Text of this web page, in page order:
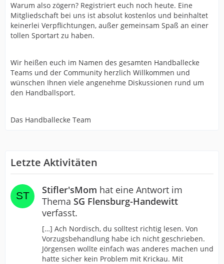
Warum also zögern? Registriert euch noch heute. Eine
Mitgliedschaft bei uns ist absolut kostenlos und beinhaltet
keinerlei Verpflichtungen, außer gemeinsam Spaß an einer
tollen Sportart zu haben.
Wir heißen euch im Namen des gesamten Handballecke
Teams und der Community herzlich Willkommen und
wünschen Ihnen viele angenehme Diskussionen rund um
den Handballsport.
Das Handballecke Team
Letzte Aktivitäten
Stifler'sMom hat eine Antwort im
Thema SG Flensburg-Handewitt
verfasst.
[…] Ach Nordisch, du solltest richtig lesen. Von
Vorzugsbehandlung habe ich nicht geschrieben.
Jörgensen wollte einfach was anderes machen und
hatte sicher kein Problem mit Krickau. Mit